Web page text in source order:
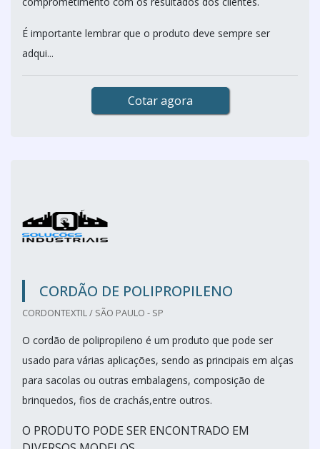
É importante lembrar que o produto deve sempre ser
adqui...
Cotar agora
CORDÃO DE POLIPROPILENO
CORDONTEXTIL / SÃO PAULO - SP
O cordão de polipropileno é um produto que pode ser
usado para várias aplicações, sendo as principais em alças
para sacolas ou outras embalagens, composição de
brinquedos, fios de crachás,entre outros.
O PRODUTO PODE SER ENCONTRADO EM